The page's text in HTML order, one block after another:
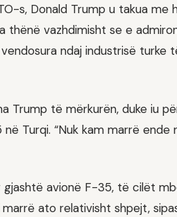
s, Donald Trump u takua me
thënë vazhdimisht se e
ndaj industrisë turke
Trump të mërkurën, duke iu
Turqi. “Nuk kam marrë ende
avionë F-35, të cilët
marrë ato relativisht shpejt,